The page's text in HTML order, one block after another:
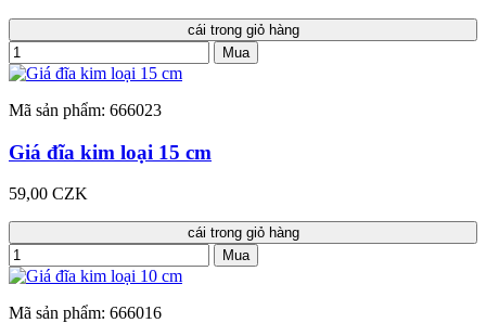
cái trong giỏ hàng
Mua
Mã sản phẩm: 666023
Giá đĩa kim loại 15 cm
59,00 CZK
cái trong giỏ hàng
Mua
Mã sản phẩm: 666016